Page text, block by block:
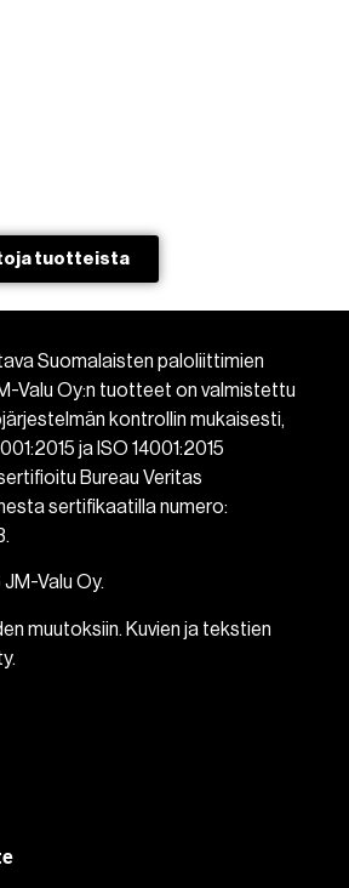
tuotteista​
Suomalaisten paloliittimien
Valu Oy:n tuotteet on valmistettu
kontrollin mukaisesti,
ja ISO 14001:2015
Bureau Veritas
sertifikaatilla numero:
Valu Oy.
muutoksiin. Kuvien ja tekstien